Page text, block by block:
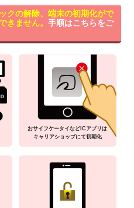
クの解除、端末の初期化がで
きません。 手順はこちらをご
おサイフケータイなどICアプリは
キャリアショップにて初期化